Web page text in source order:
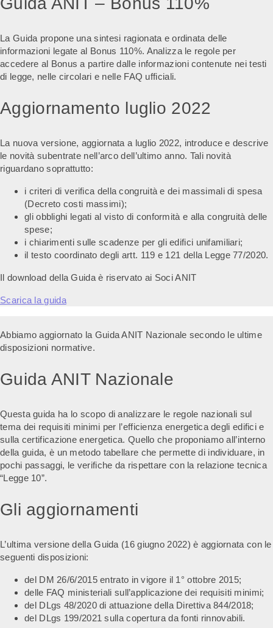
La Guida propone una sintesi ragionata e ordinata delle
informazioni legate al Bonus 110%. Analizza le regole per
accedere al Bonus a partire dalle informazioni contenute nei testi
di legge, nelle circolari e nelle FAQ ufficiali.
Aggiornamento luglio 2022
La nuova versione, aggiornata a luglio 2022, introduce e descrive
le novità subentrate nell’arco dell’ultimo anno. Tali novità
riguardano soprattutto:
i criteri di verifica della congruità e dei massimali di spesa
(Decreto costi massimi);
gli obblighi legati al visto di conformità e alla congruità delle
spese;
i chiarimenti sulle scadenze per gli edifici unifamiliari;
il testo coordinato degli artt. 119 e 121 della Legge 77/2020.
Il download della Guida è riservato ai Soci ANIT
Scarica la guida
Abbiamo aggiornato la Guida ANIT Nazionale secondo le ultime
disposizioni normative.
Guida ANIT Nazionale
Questa guida ha lo scopo di analizzare le regole nazionali sul
tema dei requisiti minimi per l’efficienza energetica degli edifici e
sulla certificazione energetica. Quello che proponiamo all’interno
della guida, è un metodo tabellare che permette di individuare, in
pochi passaggi, le verifiche da rispettare con la relazione tecnica
“Legge 10”.
Gli aggiornamenti
L’ultima versione della Guida (16 giugno 2022) è aggiornata con le
seguenti disposizioni:
del DM 26/6/2015 entrato in vigore il 1° ottobre 2015;
delle FAQ ministeriali sull’applicazione dei requisiti minimi;
del DLgs 48/2020 di attuazione della Direttiva 844/2018;
del DLgs 199/2021 sulla copertura da fonti rinnovabili.